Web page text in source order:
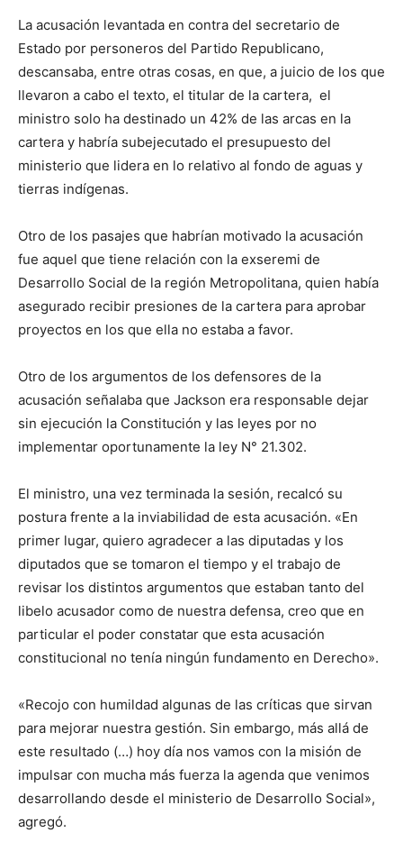
La acusación levantada en contra del secretario de
Estado por personeros del Partido Republicano,
descansaba, entre otras cosas, en que, a juicio de los que
llevaron a cabo el texto, el titular de la cartera, el
ministro solo ha destinado un 42% de las arcas en la
cartera y habría subejecutado el presupuesto del
ministerio que lidera en lo relativo al fondo de aguas y
tierras indígenas.
Otro de los pasajes que habrían motivado la acusación
fue aquel que tiene relación con la exseremi de
Desarrollo Social de la región Metropolitana, quien había
asegurado recibir presiones de la cartera para aprobar
proyectos en los que ella no estaba a favor.
Otro de los argumentos de los defensores de la
acusación señalaba que Jackson era responsable dejar
sin ejecución la Constitución y las leyes por no
implementar oportunamente la ley N° 21.302.
El ministro, una vez terminada la sesión, recalcó su
postura frente a la inviabilidad de esta acusación. «En
primer lugar, quiero agradecer a las diputadas y los
diputados que se tomaron el tiempo y el trabajo de
revisar los distintos argumentos que estaban tanto del
libelo acusador como de nuestra defensa, creo que en
particular el poder constatar que esta acusación
constitucional no tenía ningún fundamento en Derecho».
«Recojo con humildad algunas de las críticas que sirvan
para mejorar nuestra gestión. Sin embargo, más allá de
este resultado (…) hoy día nos vamos con la misión de
impulsar con mucha más fuerza la agenda que venimos
desarrollando desde el ministerio de Desarrollo Social»,
agregó.